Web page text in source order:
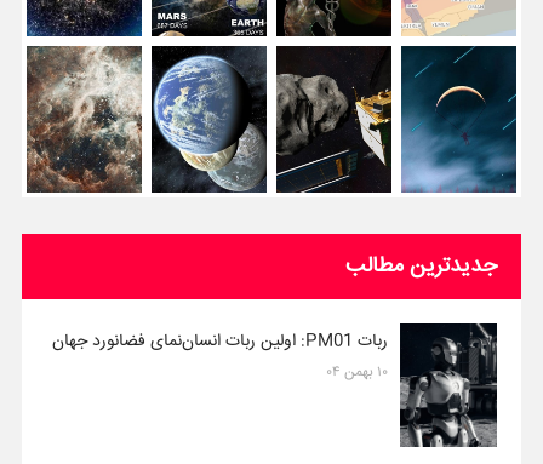
جدیدترین مطالب
ربات PM01: اولین ربات انسان‌نمای فضانورد جهان
۱۰ بهمن ۰۴